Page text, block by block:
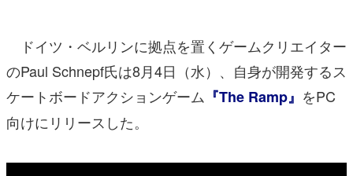
アプリレビュー
その他
電ファミニコゲーマーとは？
ドイツ・ベルリンに拠点を置くゲームクリエイター
のPaul Schnepf氏は8月4日（水）、自身が開発するス
ケートボードアクションゲーム 『The Ramp』 をPC
向けにリリースした。